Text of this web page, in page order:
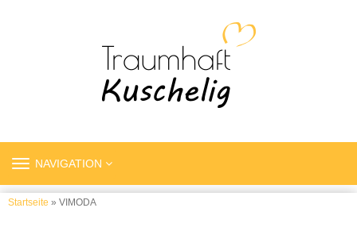
TOGGLE
NAVIGATION
Startseite » VIMODA